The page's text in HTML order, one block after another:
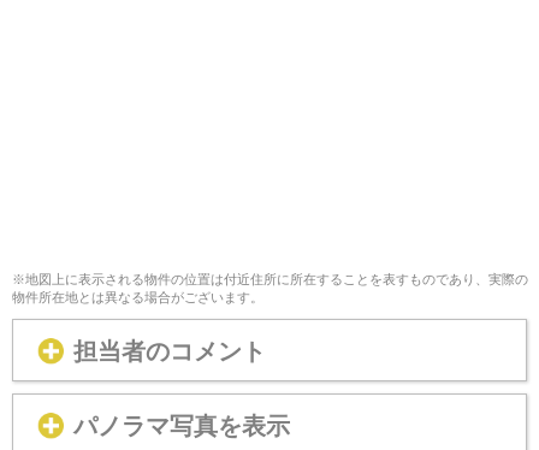
※地図上に表示される物件の位置は付近住所に所在することを表すものであり、実際の
物件所在地とは異なる場合がございます。
担当者のコメント
パノラマ写真を表示